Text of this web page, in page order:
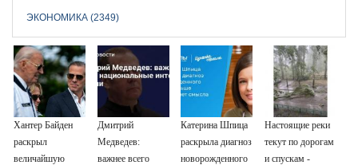
ЭКОНОМИКА (2349)
Хантер Байден
раскрыл
величайшую
Дмитрий
Медведев:
важнее всего
Катерина Шпица
раскрыла диагноз
новорожденного
Настоящие реки
текут по дорогам
и спускам -